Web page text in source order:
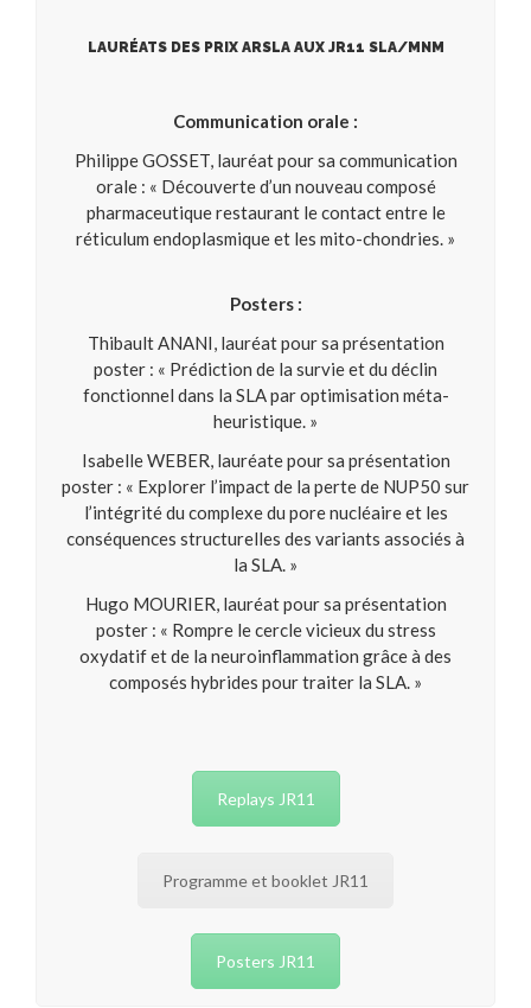
LAURÉATS DES PRIX ARSLA AUX JR11 SLA/MNM
Communication orale :
Philippe GOSSET, lauréat pour sa communication
orale : « Découverte d’un nouveau composé
pharmaceutique restaurant le contact entre le
réticulum endoplasmique et les mito-chondries. »
Posters :
Thibault ANANI, lauréat pour sa présentation
poster : « Prédiction de la survie et du déclin
fonctionnel dans la SLA par optimisation méta-
heuristique. »
Isabelle WEBER, lauréate pour sa présentation
poster : « Explorer l’impact de la perte de NUP50 sur
l’intégrité du complexe du pore nucléaire et les
conséquences structurelles des variants associés à
la SLA. »
Hugo MOURIER, lauréat pour sa présentation
poster : « Rompre le cercle vicieux du stress
oxydatif et de la neuroinflammation grâce à des
composés hybrides pour traiter la SLA. »
Replays JR11
Programme et booklet JR11
Posters JR11